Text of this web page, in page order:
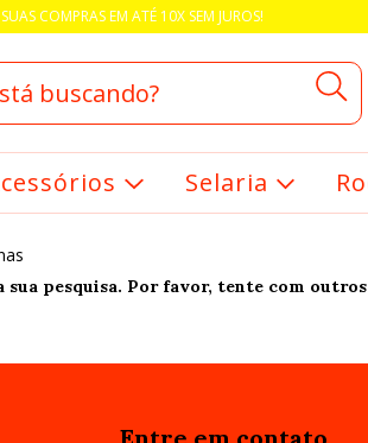
COMPRAS EM ATÉ 10X SEM JUROS!
Selaria
sua pesquisa. Por favor, tente com